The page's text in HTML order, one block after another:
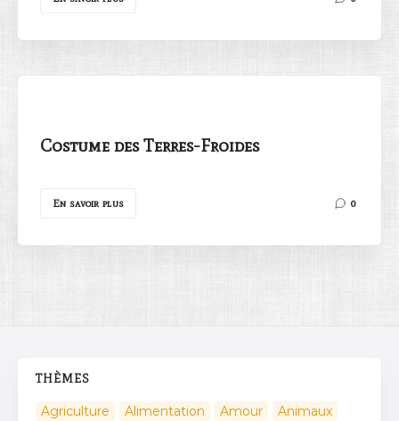
Costume des Terres-Froides
En savoir plus 0
THÈMES
Agriculture Alimentation Amour
Animaux